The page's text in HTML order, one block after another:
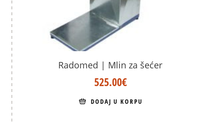
Radomed | Mlin za šećer
525.00€
DODAJ U KORPU